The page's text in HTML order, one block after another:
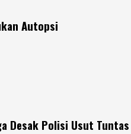
Autopsi
Desak Polisi Usut Tuntas